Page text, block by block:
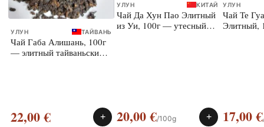
УЛУН ТАЙВАНЬ
Чай Габа Алишань, 100г
— элитный тайваньский
22,00€ +
УЛУН КИТАЙ
Чай Да Хун Пао Элитный
из Уи, 100г — утесный
20,00€/100g +
УЛУН
Чай Те
Элитный,
17,00€